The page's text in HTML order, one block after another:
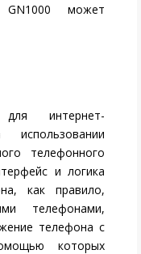
GN1000 может
для интернет-
телефонного
и логика
как правило,
телефонами,
телефона с
которых